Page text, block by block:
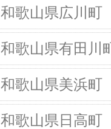
和歌山県広川町
和歌山県有田川
和歌山県美浜町
和歌山県日高町